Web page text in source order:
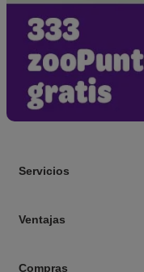
Servicios
Ventajas
Compras